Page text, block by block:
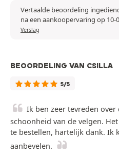
Vertaalde beoordeling
na een aankoopervaring op 10-
Verslag
BEOORDELING VAN CSILLA
5/5
Ik ben zeer tevreden
schoonheid van de velgen.
te bestellen, hartelijk dank. Ik
aanbevelen.